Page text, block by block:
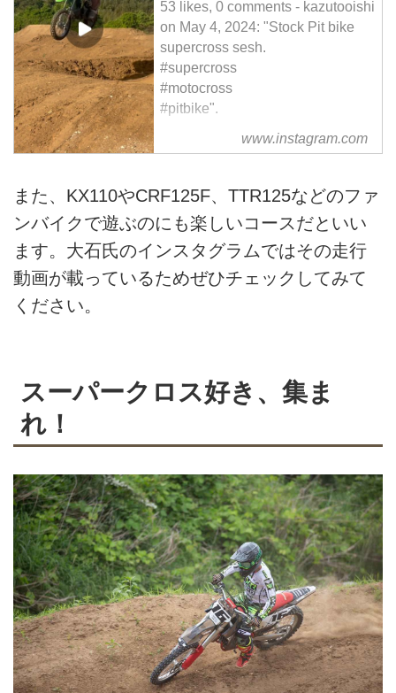
53 likes, 0 comments - kazutooishi
on May 4, 2024: "Stock Pit bike
supercross sesh.
#supercross
#motocross
#pitbike".
www.instagram.com
また、KX110やCRF125F、TTR125などのファ
ンバイクで遊ぶのにも楽しいコースだといい
ます。大石氏のインスタグラムではその走行
動画が載っているためぜひチェックしてみて
ください。
スーパークロス好き、集ま
れ！